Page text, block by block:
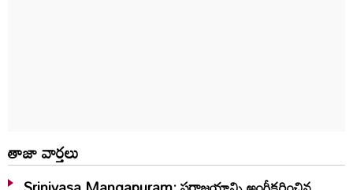
తాజా వార్తలు